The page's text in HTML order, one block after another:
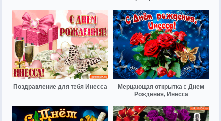
Поздравление для тебя Инесса
Мерцающая открытка с Днем
Рождения, Инесса